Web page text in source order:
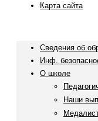
Карта сайта
Сведения об
Инф.
О школе
Наши